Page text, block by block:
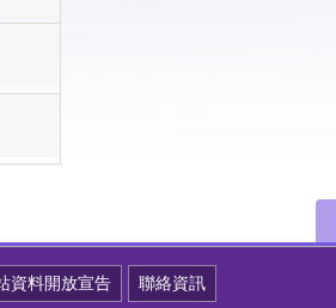
資料開放宣告 聯絡資訊